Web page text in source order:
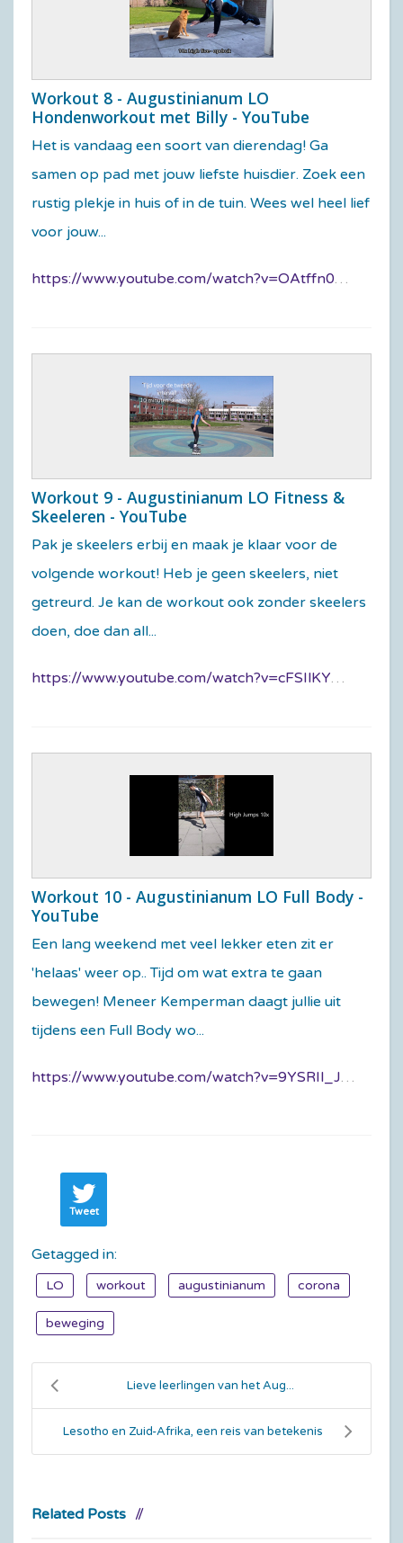
Workout 8 - Augustinianum LO
Hondenworkout met Billy - YouTube
Het is vandaag een soort van dierendag! Ga
samen op pad met jouw liefste huisdier. Zoek een
rustig plekje in huis of in de tuin. Wees wel heel lief
voor jouw...
https://www.youtube.com/watch?v=OAtffn0egcw
Workout 9 - Augustinianum LO Fitness &
Skeeleren - YouTube
Pak je skeelers erbij en maak je klaar voor de
volgende workout! Heb je geen skeelers, niet
getreurd. Je kan de workout ook zonder skeelers
doen, doe dan all...
https://www.youtube.com/watch?v=cFSIlKYHTDY&feature=youtu.be
Workout 10 - Augustinianum LO Full Body -
YouTube
Een lang weekend met veel lekker eten zit er
'helaas' weer op.. Tijd om wat extra te gaan
bewegen! Meneer Kemperman daagt jullie uit
tijdens een Full Body wo...
https://www.youtube.com/watch?v=9YSRIl_JTPA&t=238s&app=desktop
Tweet
Getagged in:
LO workout augustinianum corona
beweging
Lieve leerlingen van het Aug...
Lesotho en Zuid-Afrika, een reis van betekenis
Related Posts